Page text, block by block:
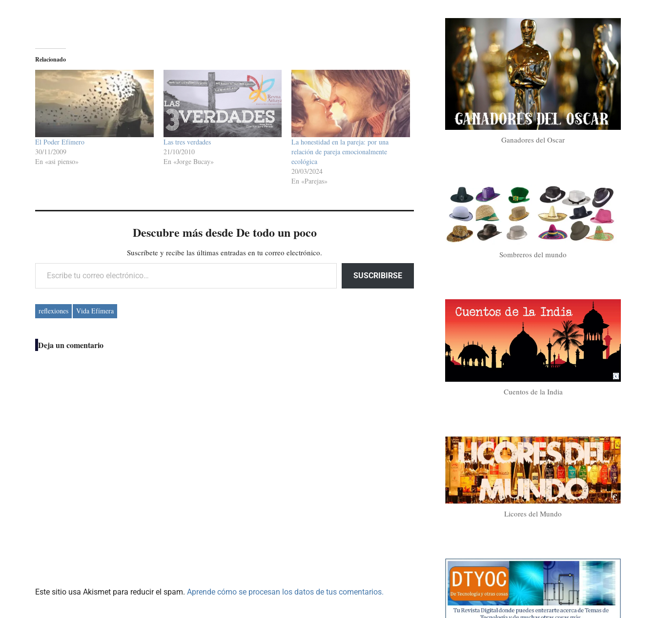
Relacionado
El Poder Efímero
30/11/2009
En «asi pienso»
Las tres verdades
21/10/2010
En «Jorge Bucay»
La honestidad en la pareja: por una
relación de pareja emocionalmente
ecológica
20/03/2024
En «Parejas»
Descubre más desde De todo un poco
Suscríbete y recibe las últimas entradas en tu correo electrónico.
Escribe tu correo electrónico…
SUSCRIBIRSE
reflexiones Vida Efímera
Deja un comentario
Este sitio usa Akismet para reducir el spam. Aprende cómo se procesan los datos de tus comentarios.
Ganadores del Oscar
Sombreros del mundo
Cuentos de la India
Licores del Mundo